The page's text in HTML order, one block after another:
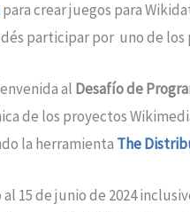
para crear juegos para
participar por uno de los
al Desafío de
de los proyectos
la herramienta The
15 de junio de 2024